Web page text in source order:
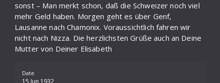
sonst – Man merkt schon, daß die Schweizer noch viel
mehr Geld haben. Morgen geht es über Genf,
Lausanne nach Chamonix. Voraussichtlich fahren wir
nicht nach Nizza. Die herzlichsten Grüße auch an Deine
Mutter von Deiner Elisabeth
Date
15 Jun 1932